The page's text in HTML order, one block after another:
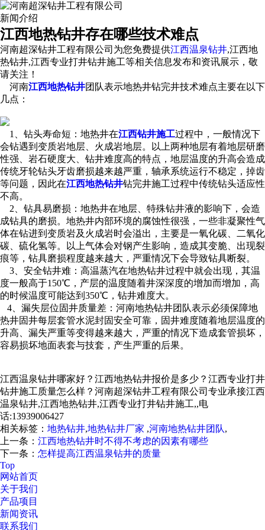
新闻介绍
江西地热钻井存在哪些技术难点
河南超深钻井工程有限公司为您免费提供江西温泉钻井,江西地
热钻井,江西专业打井钻井施工等相关信息发布和资讯展示，敬
请关注！
河南江西地热钻井团队表示地热井钻完井技术难点主要在以下
几点：
1、钻头寿命短：地热井在江西钻井施工过程中，一般情况下
会钻遇到变质岩地层、火成岩地层。以上两种地层有着地层研磨
性强、岩石硬度大、钻井难度高的特点，地层温度的升高会造成
传统牙轮钻头牙齿磨损越来越严重，轴承系统运行不稳定，掉齿
等问题，因此在江西地热钻井钻完井施工过程中传统钻头适应性
不高。
2、钻具易磨损：地热井在地层、特殊钻井液的影响下，会造
成钻具的磨损。地热井内部环境的腐蚀性很强，一些非凝聚性气
体在钻进到变质岩及火成岩时会溢出，主要是一氧化碳、二氧化
碳、硫化氢等。以上气体会对钢产生影响，造成其变脆、出现裂
痕等，钻具磨损程度越来越大，严重情况下会导致钻具断裂。
3、安全钻井难：高温蒸汽在地热钻井过程中就会出现，其温
度一般高于150℃，产层的温度随着井深深度的增加而增加，高
的时候温度可能达到350℃，钻井难度大。
4、漏失层位固井质量差：河南地热钻井团队表示必须保障地
热井固井每层套管水泥封固安全可靠，固井难度随着地层温度的
升高、漏失严重等变得越来越大，严重的情况下造成套管损坏，
容易损坏地面表套与技套，产生严重的后果。
江西温泉钻井哪家好？江西地热钻井报价是多少？江西专业打井
钻井施工质量怎么样？河南超深钻井工程有限公司专业承接江西
温泉钻井,江西地热钻井,江西专业打井钻井施工,,电
话:13939006427
相关标签： 地热钻井,地热钻井厂家 ,河南地热钻井团队,
上一条： 江西地热钻井时不得不考虑的因素有哪些
下一条： 怎样提高江西温泉钻井的质量
Top
网站首页
关于我们
产品项目
新闻资讯
联系我们